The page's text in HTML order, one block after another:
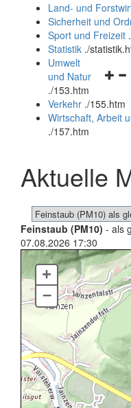
und
schließen
Land- und
Sicherheit und
Sport und Freizeit .
Statistik ./
und
Umwelt
und Natur
./153.htm
Verkehr ./155.htm
Wirtschaft, Arbeit
./157.htm
Aktuelle
Feinstaub (PM10) - als
07.08.2026 17:30
+
–